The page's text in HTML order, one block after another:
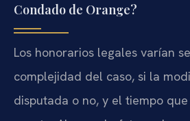
Condado de Orange?
Los honorarios legales varían
complejidad del caso, si la
disputada o no, y el tiempo